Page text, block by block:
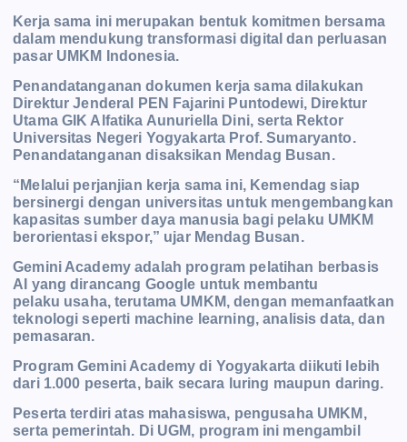
Kerja sama ini merupakan bentuk komitmen bersama
dalam mendukung transformasi digital dan perluasan
pasar UMKM Indonesia.
Penandatanganan dokumen kerja sama dilakukan
Direktur Jenderal PEN Fajarini Puntodewi, Direktur
Utama GIK Alfatika Aunuriella Dini, serta Rektor
Universitas Negeri Yogyakarta Prof. Sumaryanto.
Penandatanganan disaksikan Mendag Busan.
“Melalui perjanjian kerja sama ini, Kemendag siap
bersinergi dengan universitas untuk mengembangkan
kapasitas sumber daya manusia bagi pelaku UMKM
berorientasi ekspor,” ujar Mendag Busan.
Gemini Academy adalah program pelatihan berbasis
AI yang dirancang Google untuk membantu
pelaku usaha, terutama UMKM, dengan memanfaatkan
teknologi seperti machine learning, analisis data, dan
pemasaran.
Program Gemini Academy di Yogyakarta diikuti lebih
dari 1.000 peserta, baik secara luring maupun daring.
Peserta terdiri atas mahasiswa, pengusaha UMKM,
serta pemerintah. Di UGM, program ini mengambil